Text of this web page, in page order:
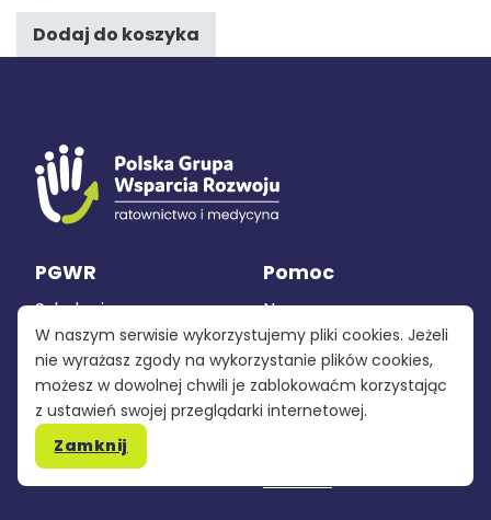
Dodaj do koszyka
PGWR
Szkolenia
Sprzęt
Produkcja
Pomoc
Nasza grupa
Polityka
prywatności
Kontakt
W naszym serwisie wykorzystujemy pliki cookies. Jeżeli
nie wyrażasz zgody na wykorzystanie plików cookies,
możesz w dowolnej chwili je zablokowaćm korzystając
z ustawień swojej przeglądarki internetowej.
Zamknij